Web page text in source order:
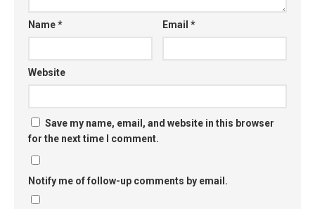
Name* Email*
Website
Save my name, email, and website in this browser
for the next time I comment.
Notify me of follow-up comments by email.